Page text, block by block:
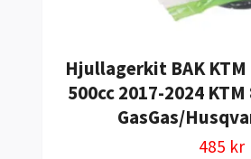
Hjullagerkit BAK KTM
500cc 2017-2024
GasGas/
485 kr